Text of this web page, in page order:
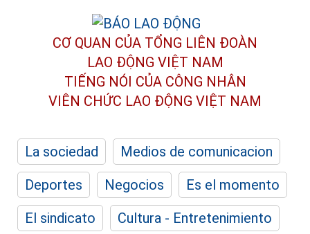
CƠ QUAN CỦA TỔNG LIÊN ĐOÀN
LAO ĐỘNG VIỆT NAM
TIẾNG NÓI CỦA CÔNG NHÂN
VIÊN CHỨC LAO ĐỘNG VIỆT NAM
La sociedad
Medios de comunicacion
Deportes
Negocios
Es el momento
El sindicato
Cultura - Entretenimiento